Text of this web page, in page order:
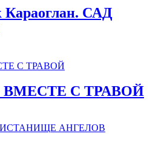
Караоглан. САД
ВМЕСТЕ С ТРАВОЙ